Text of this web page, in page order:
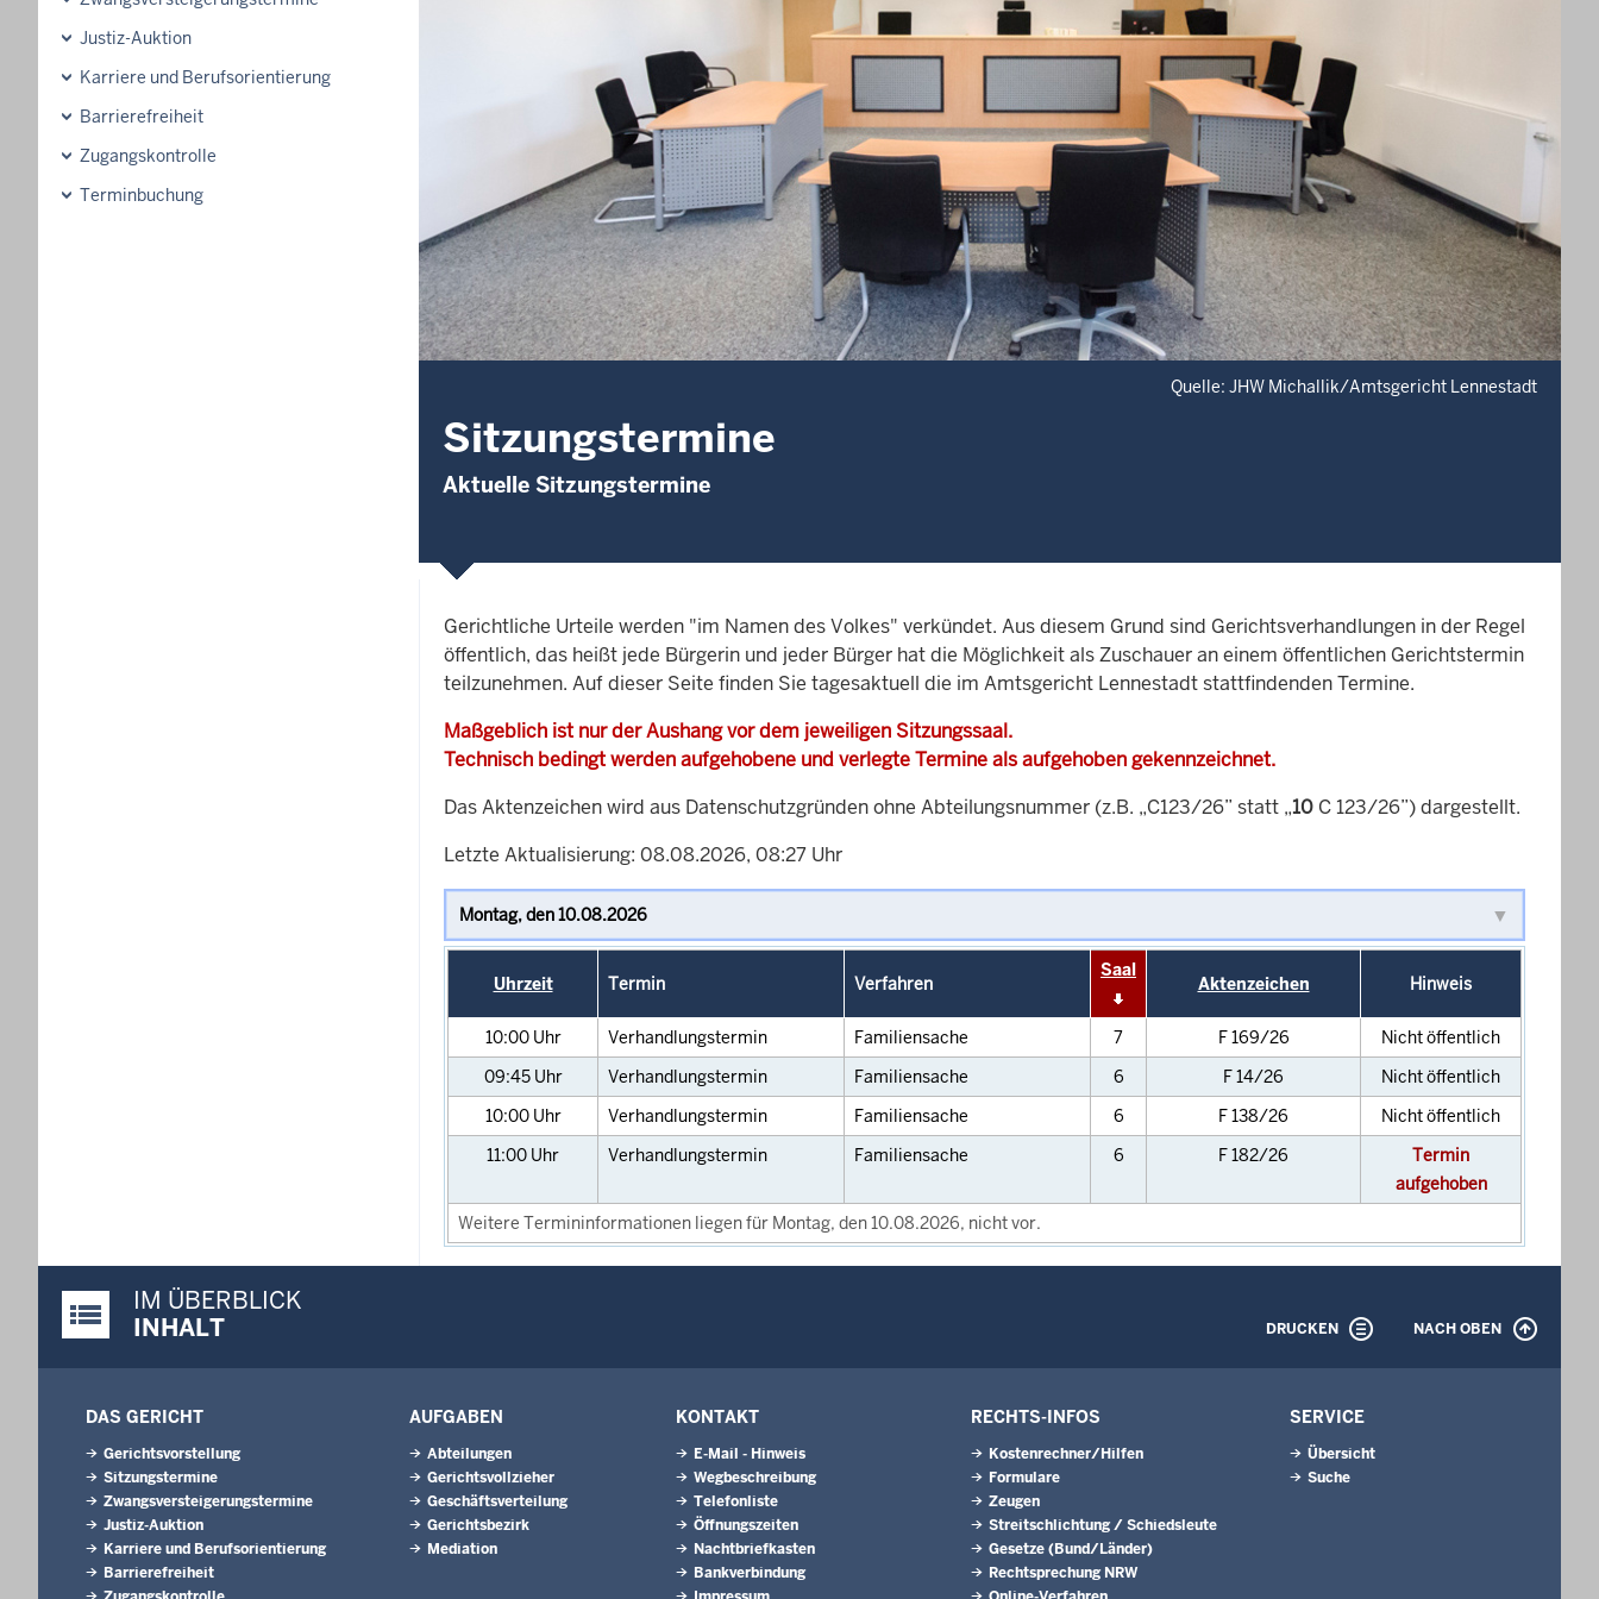
Justiz-Auktion
Karriere und Berufsorientierung
Barrierefreiheit
Zugangskontrolle
Terminbuchung
Quelle: JHW Michallik/Amtsgericht Lennestadt
Sitzungstermine
Aktuelle Sitzungstermine
Gerichtliche Urteile werden "im Namen des Volkes" verkündet. Aus diesem Grund sind Gerichtsverhandlungen in der Regel
öffentlich, das heißt jede Bürgerin und jeder Bürger hat die Möglichkeit als Zuschauer an einem öffentlichen Gerichtstermin
teilzunehmen. Auf dieser Seite finden Sie tagesaktuell die im Amtsgericht Lennestadt stattfindenden Termine.
Maßgeblich ist nur der Aushang vor dem jeweiligen Sitzungssaal.
Technisch bedingt werden aufgehobene und verlegte Termine als aufgehoben gekennzeichnet.
Das Aktenzeichen wird aus Datenschutzgründen ohne Abteilungsnummer (z.B. „C123/26” statt „10 C 123/26”) dargestellt.
Letzte Aktualisierung: 08.08.2026, 08:27 Uhr
Uhrzeit Termin Verfahren
Saal
Aktenzeichen Hinweis
10:00 Uhr Verhandlungstermin Familiensache 7 F 169/26
Nicht öffentlich
09:45 Uhr Verhandlungstermin Familiensache 6 F 14/26
Nicht öffentlich
10:00 Uhr Verhandlungstermin Familiensache 6 F 138/26
Nicht öffentlich
11:00 Uhr Verhandlungstermin Familiensache 6 F 182/26
Termin
aufgehoben
Weitere Termininformationen liegen für Montag, den 10.08.2026, nicht vor.
Justiz-Portal im Überblick:
IM ÜBERBLICK
INHALT
DRUCKEN NACH OBEN
DAS GERICHT
Gerichtsvorstellung
Sitzungstermine
Zwangsversteigerungs­termine
Justiz-Auktion
Karriere und Berufsorientierung
Barrierefreiheit
AUFGABEN
Abteilungen
Gerichtsvollzieher
Geschäftsverteilung
Gerichtsbezirk
Mediation
KONTAKT
E-Mail - Hinweis
Wegbeschreibung
Telefonliste
Öffnungszeiten
Nachtbriefkasten
Bankverbindung
RECHTS-INFOS
Kostenrechner/Hilfen
Formulare
Zeugen
Streitschlichtung / Schiedsleute
Gesetze (Bund/Länder)
Rechtsprechung NRW
SERVICE
Übersicht
Suche